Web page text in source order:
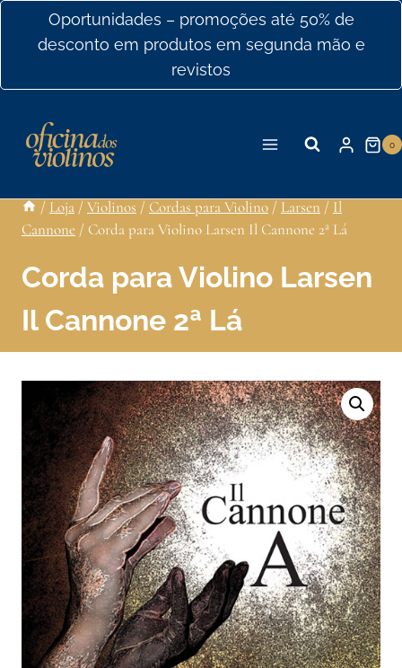
conteúdo
Oportunidades – promoções até 50% de
desconto em produtos em segunda mão e
revistos
0
/ Loja /Violinos / Cordas para Violino / Larsen / Il
Cannone / Corda para Violino Larsen Il Cannone 2ª Lá
Corda para Violino Larsen
Il Cannone 2ª Lá